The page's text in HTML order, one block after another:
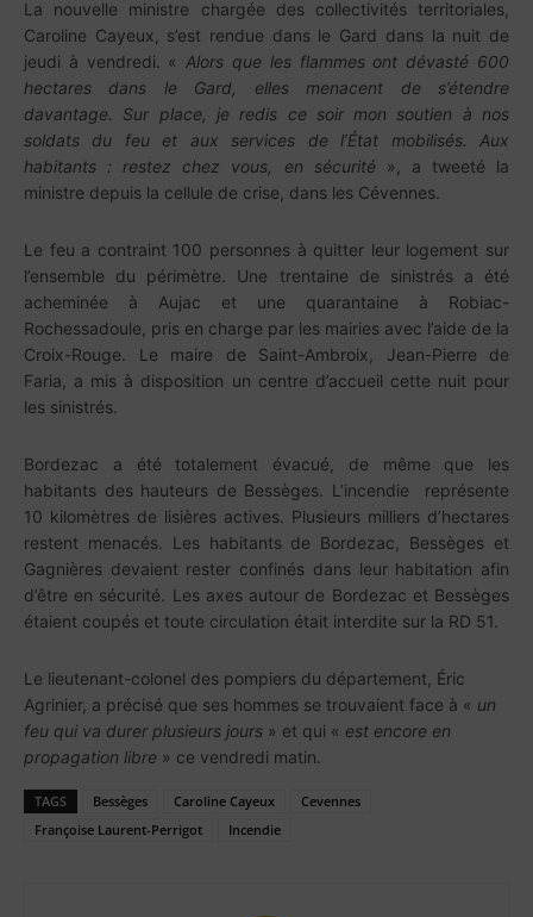
La nouvelle ministre chargée des collectivités territoriales,
Caroline Cayeux, s’est rendue dans le Gard dans la nuit de
jeudi à vendredi. «Alors que les flammes ont dévasté 600
hectares dans le Gard, elles menacent de s’étendre
davantage. Sur place, je redis ce soir mon soutien à nos
soldats du feu et aux services de l’État mobilisés. Aux
habitants : restez chez vous, en sécurité», a tweeté la
ministre depuis la cellule de crise, dans les Cévennes.
Le feu a contraint 100 personnes à quitter leur logement sur
l’ensemble du périmètre. Une trentaine de sinistrés a été
acheminée à Aujac et une quarantaine à Robiac-
Rochessadoule, pris en charge par les mairies avec l’aide de la
Croix-Rouge. Le maire de Saint-Ambroix, Jean-Pierre de
Faria, a mis à disposition un centre d’accueil cette nuit pour
les sinistrés.
Bordezac a été totalement évacué, de même que les
habitants des hauteurs de Bessèges. L’incendie représente
10 kilomètres de lisières actives. Plusieurs milliers d’hectares
restent menacés. Les habitants de Bordezac, Bessèges et
Gagnières devaient rester confinés dans leur habitation afin
d’être en sécurité. Les axes autour de Bordezac et Bessèges
étaient coupés et toute circulation était interdite sur la RD 51.
Le lieutenant-colonel des pompiers du département, Éric
Agrinier, a précisé que ses hommes se trouvaient face à « un
feu qui va durer plusieurs jours » et qui « est encore en
propagation libre » ce vendredi matin.
TAGS Bessèges Caroline Cayeux
Cevennes
Françoise Laurent-Perrigot
Incendie